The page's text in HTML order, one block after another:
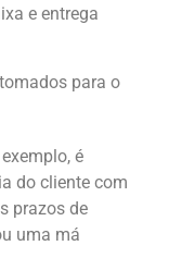
e entrega
para o
é
do cliente com
prazos de
uma má